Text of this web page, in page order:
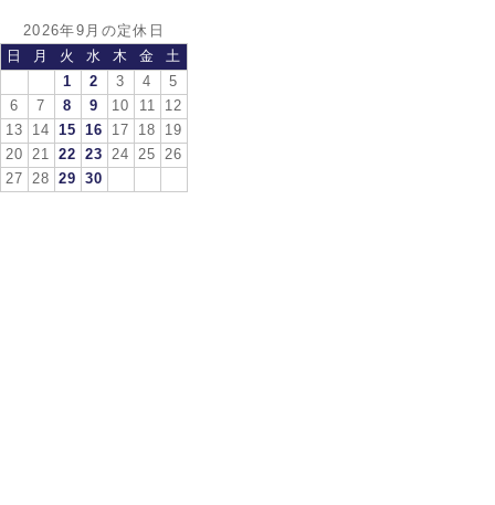
2026年9月の定休日
日
月 火 水 木 金
土
1
2 3 4
5
6
7 8 9 10 11
12
13
14 15 16 17 18
19
20
21 22 23 24 25
26
27
28 29 30